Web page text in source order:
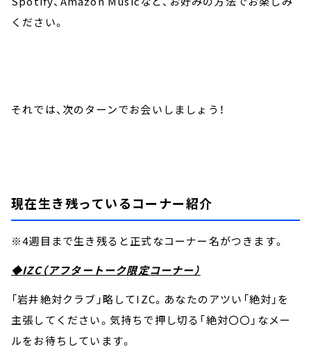
ください。
それでは、次のターンでお会いしましょう！
現在生き残っているコーナー紹介
※4週目まで生き残ると正式なコーナー名がつきます。
◆IZC（アフタートーク限定コーナー）
「岩井絶対クラブ」略してIZC。あなたのアツい「絶対」を
主張してください。気持ちで押し切る「絶対〇〇」なメー
ルをお待ちしています。